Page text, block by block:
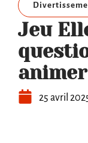
Jeu
25 avril